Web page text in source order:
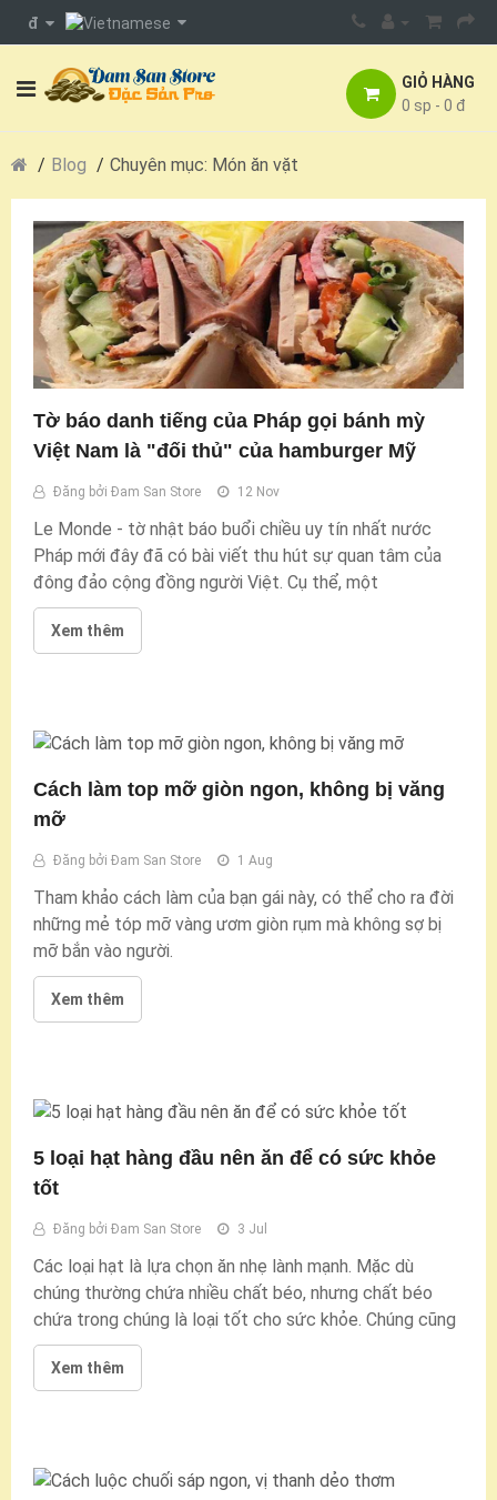
đ
GIỎ HÀNG
0 sp - 0 đ
Blog Chuyên mục: Món ăn vặt
Tờ báo danh tiếng của Pháp gọi bánh mỳ
Việt Nam là "đối thủ" của hamburger Mỹ
Đăng bởi Đam San Store 12 Nov
Le Monde - tờ nhật báo buổi chiều uy tín nhất nước
Pháp mới đây đã có bài viết thu hút sự quan tâm của
đông đảo cộng đồng người Việt. Cụ thể, một
Xem thêm
Cách làm top mỡ giòn ngon, không bị văng
mỡ
Đăng bởi Đam San Store 1 Aug
Tham khảo cách làm của bạn gái này, có thể cho ra đời
những mẻ tóp mỡ vàng ươm giòn rụm mà không sợ bị
mỡ bắn vào người.
Xem thêm
5 loại hạt hàng đầu nên ăn để có sức khỏe
tốt
Đăng bởi Đam San Store 3 Jul
Các loại hạt là lựa chọn ăn nhẹ lành mạnh. Mặc dù
chúng thường chứa nhiều chất béo, nhưng chất béo
chứa trong chúng là loại tốt cho sức khỏe. Chúng cũng
Xem thêm